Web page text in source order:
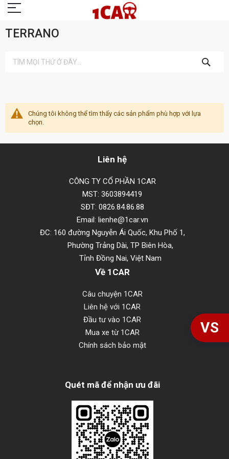
TERRANO
KIẾM
Chúng tôi không thể tìm thấy các sản phẩm phù hợp với lựa
chọn.
Liên hệ
CÔNG TY CỔ PHẦN 1CAR
MST: 3603894419
SĐT: 0826.84.86.88
Email: lienhe@1car.vn
ĐC: 160 đường Nguyễn Ái Quốc, Khu Phố 1,
Phường Trảng Dài, TP Biên Hòa,
Tỉnh Đồng Nai, Việt Nam
Về 1CAR
Câu chuyện 1CAR
Liên hệ với 1CAR
Đầu tư vào 1CAR
Mua xe từ 1CAR
Chính sách bảo mật
Quét mã để nhận ưu đãi
VS